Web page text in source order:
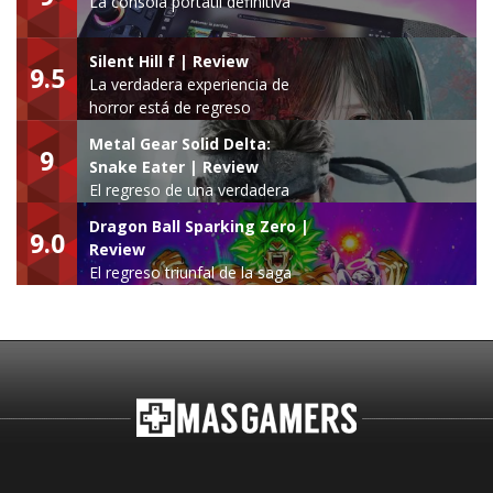
9.5
Silent Hill f | Review
La verdadera experiencia de
horror está de regreso
9
Metal Gear Solid Delta:
Snake Eater | Review
El regreso de una verdadera
leyenda
9.0
Dragon Ball Sparking Zero |
Review
El regreso triunfal de la saga